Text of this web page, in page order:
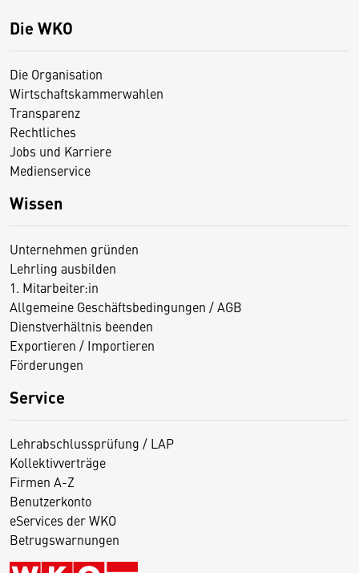
Die WKO
Die Organisation
Wirtschaftskammerwahlen
Transparenz
Rechtliches
Jobs und Karriere
Medienservice
Wissen
Unternehmen gründen
Lehrling ausbilden
1. Mitarbeiter:in
Allgemeine Geschäftsbedingungen / AGB
Dienstverhältnis beenden
Exportieren / Importieren
Förderungen
Service
Lehrabschlussprüfung / LAP
Kollektivverträge
Firmen A-Z
Benutzerkonto
eServices der WKO
Betrugswarnungen